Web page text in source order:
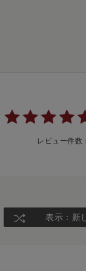
レビュー件数
表示：新